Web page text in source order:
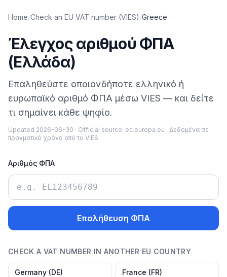
Home/Check an EU VAT number (VIES)/Greece
Έλεγχος αριθμού ΦΠΑ
(Ελλάδα)
Επαληθεύστε οποιονδήποτε ελληνικό ή
ευρωπαϊκό αριθμό ΦΠΑ μέσω VIES — και δείτε
τι σημαίνει κάθε ψηφίο.
Updated 2026-06-30 · Official source: ec.europa.eu · Δεδομένα σε
πραγματικό χρόνο από το VIES
Αριθμός ΦΠΑ
Επαλήθευση ΦΠΑ
CHECK A VAT NUMBER IN ANOTHER EU COUNTRY
Germany (DE) France (FR)